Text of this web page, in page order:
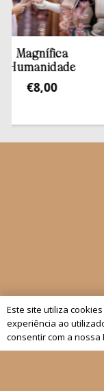
8,00
As nossas
Este site utiliza
experiência ao
consentir com a nossa